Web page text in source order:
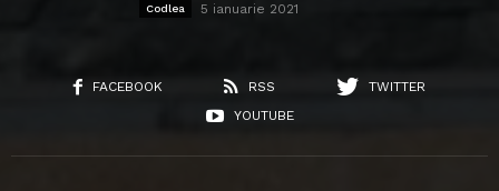
Codlea 5 ianuarie 2021
FACEBOOK RSS
TWITTER
YOUTUBE